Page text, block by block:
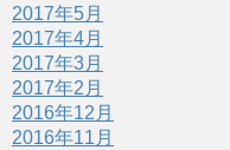
2017年5月
2017年4月
2017年3月
2017年2月
2016年12月
2016年11月